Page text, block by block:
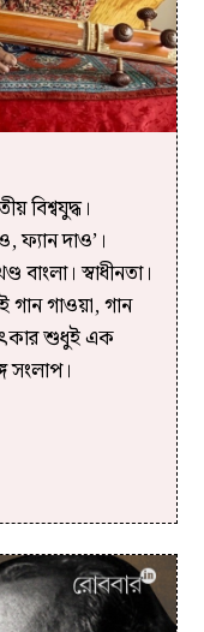
বিশ্বযুদ্ধ।
ফ্যান দাও’।
বাংলা। স্বাধীনতা।
গাওয়া, গান
শুধুই এক
সংলাপ।